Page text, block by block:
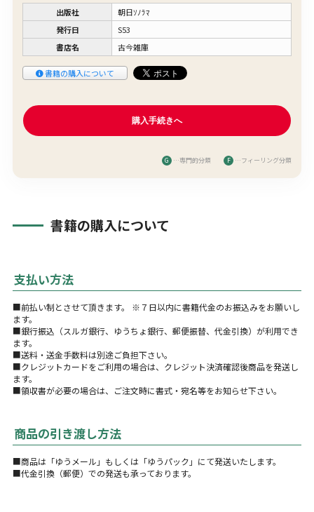
出版社
朝日ｿﾉﾗﾏ
発行日
S53
書店名
古今雑庫
書籍の購入について
G …専門的分類 F …フィーリング分類
書籍の購入について
支払い方法
■前払い制とさせて頂きます。 ※７日以内に書籍代金のお振込みをお願いし
ます。
■銀行振込（スルガ銀行、ゆうちょ銀行、郵便振替、代金引換）が利用でき
ます。
■送料・送金手数料は別途ご負担下さい。
■クレジットカードをご利用の場合は、クレジット決済確認後商品を発送し
ます。
■領収書が必要の場合は、ご注文時に書式・宛名等をお知らせ下さい。
商品の引き渡し方法
■商品は「ゆうメール」もしくは「ゆうパック」にて発送いたします。
■代金引換（郵便）での発送も承っております。